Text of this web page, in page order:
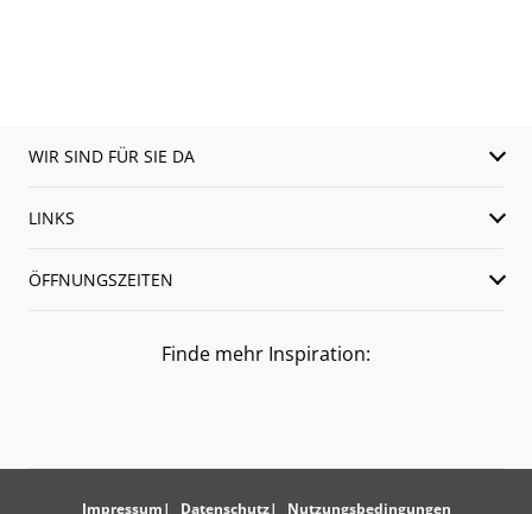
WIR SIND FÜR SIE DA
LINKS
ÖFFNUNGSZEITEN
Finde mehr Inspiration:
Impressum Datenschutz Nutzungsbedingungen